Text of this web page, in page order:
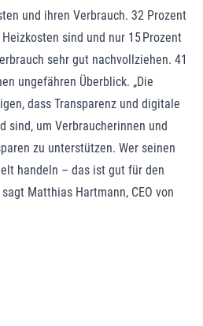
und ihren Verbrauch. 32 Prozent
sind und nur 15 Prozent
sehr gut nachvollziehen. 41
ungefähren Überblick. „Die
dass Transparenz und digitale
sind, um Verbraucherinnen und
zu unterstützen. Wer seinen
handeln – das ist gut für den
Matthias Hartmann, CEO von